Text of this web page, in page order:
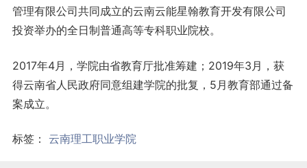
管理有限公司共同成立的云南云能星翰教育开发有限公司
投资举办的全日制普通高等专科职业院校。
2017年4月，学院由省教育厅批准筹建；2019年3月，获
得云南省人民政府同意组建学院的批复，5月教育部通过备
案成立。
标签： 云南理工职业学院